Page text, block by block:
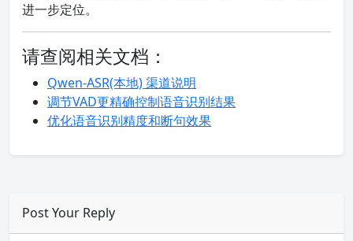
进一步定位。
请查阅相关文档：
Qwen-ASR(本地) 渠道说明
调节VAD更精确控制语音识别结果
优化语音识别精度和断句效果
Post Your Reply